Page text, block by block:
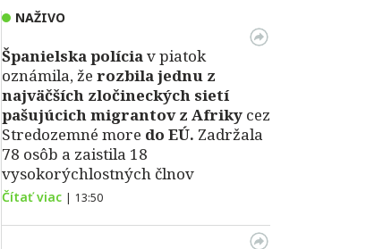
NAŽIVO
Španielska políciav piatok
oznámila, že rozbila jednu z
najväčších zločineckých sietí
pašujúcich migrantov z Afriky cez
Stredozemné more do EÚ. Zadržala
78 osôb a zaistila 18
vysokorýchlostných člnov
Čítať viac | 13:50